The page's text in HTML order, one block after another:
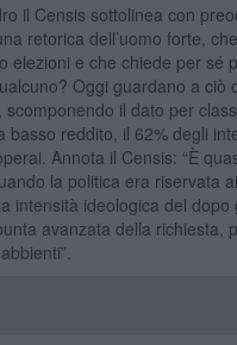
il Censis sottolinea con
retorica dell’uomo forte,
elezioni e che chiede per sé
Oggi guardano a ciò
scomponendo il dato per
basso reddito, il 62% degli
Annota il Censis: “È
la politica era riservata
intensità ideologica del
avanzata della richiesta,